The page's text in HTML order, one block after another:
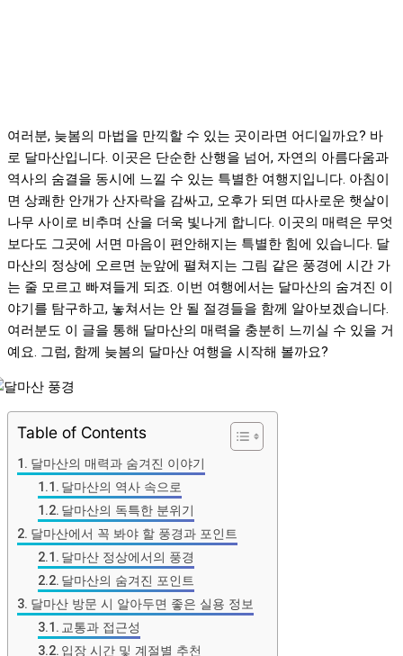
여러분, 늦봄의 마법을 만끽할 수 있는 곳이라면 어디일까요? 바
로 달마산입니다. 이곳은 단순한 산행을 넘어, 자연의 아름다움과
역사의 숨결을 동시에 느낄 수 있는 특별한 여행지입니다. 아침이
면 상쾌한 안개가 산자락을 감싸고, 오후가 되면 따사로운 햇살이
나무 사이로 비추며 산을 더욱 빛나게 합니다. 이곳의 매력은 무엇
보다도 그곳에 서면 마음이 편안해지는 특별한 힘에 있습니다. 달
마산의 정상에 오르면 눈앞에 펼쳐지는 그림 같은 풍경에 시간 가
는 줄 모르고 빠져들게 되죠. 이번 여행에서는 달마산의 숨겨진 이
야기를 탐구하고, 놓쳐서는 안 될 절경들을 함께 알아보겠습니다.
여러분도 이 글을 통해 달마산의 매력을 충분히 느끼실 수 있을 거
예요. 그럼, 함께 늦봄의 달마산 여행을 시작해 볼까요?
Table of Contents
달마산의 매력과 숨겨진 이야기
달마산의 역사 속으로
달마산의 독특한 분위기
달마산에서 꼭 봐야 할 풍경과 포인트
달마산 정상에서의 풍경
달마산의 숨겨진 포인트
달마산 방문 시 알아두면 좋은 실용 정보
교통과 접근성
입장 시간 및 계절별 추천